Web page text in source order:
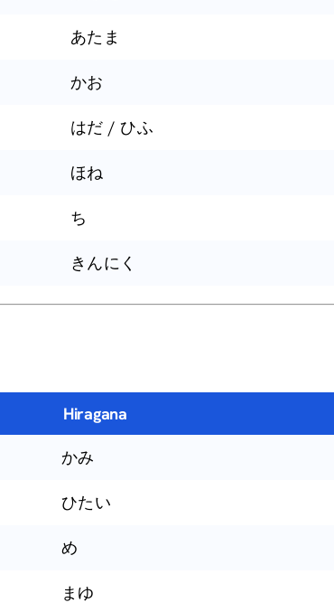
あたま
かお
はだ / ひふ
ほね
ち
きんにく
Hiragana
かみ
ひたい
め
まゆ